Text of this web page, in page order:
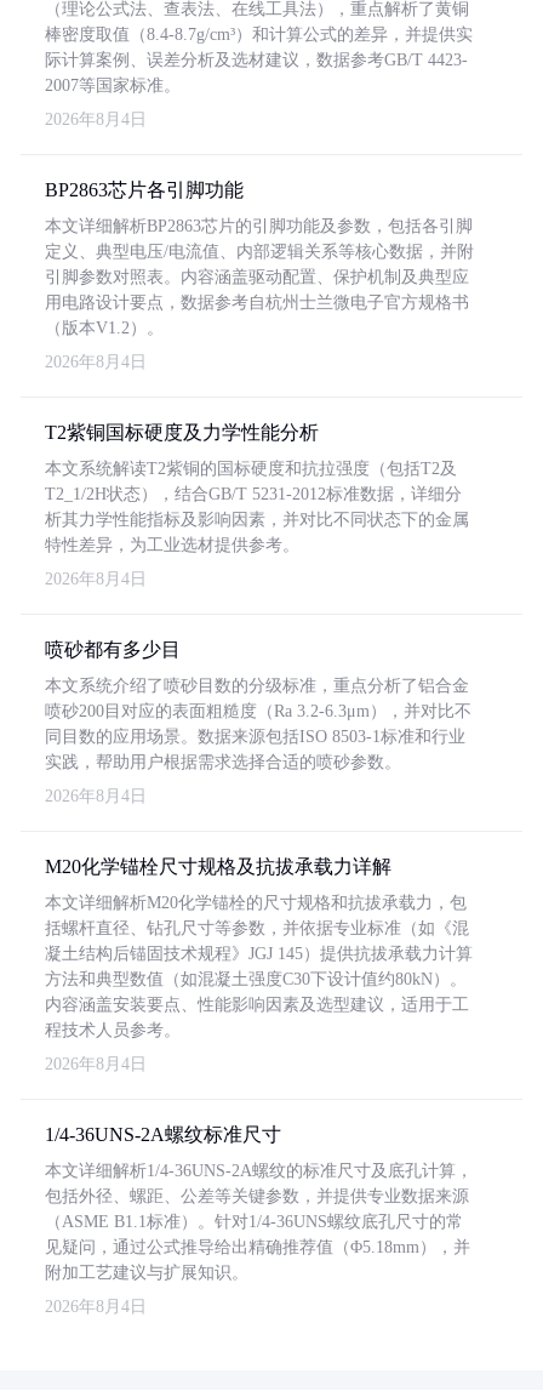
（理论公式法、查表法、在线工具法），重点解析了黄铜
棒密度取值（8.4-8.7g/cm³）和计算公式的差异，并提供实
际计算案例、误差分析及选材建议，数据参考GB/T 4423-
2007等国家标准。
2026年8月4日
BP2863芯片各引脚功能
本文详细解析BP2863芯片的引脚功能及参数，包括各引脚
定义、典型电压/电流值、内部逻辑关系等核心数据，并附
引脚参数对照表。内容涵盖驱动配置、保护机制及典型应
用电路设计要点，数据参考自杭州士兰微电子官方规格书
（版本V1.2）。
2026年8月4日
T2紫铜国标硬度及力学性能分析
本文系统解读T2紫铜的国标硬度和抗拉强度（包括T2及
T2_1/2H状态），结合GB/T 5231-2012标准数据，详细分
析其力学性能指标及影响因素，并对比不同状态下的金属
特性差异，为工业选材提供参考。
2026年8月4日
喷砂都有多少目
本文系统介绍了喷砂目数的分级标准，重点分析了铝合金
喷砂200目对应的表面粗糙度（Ra 3.2-6.3μm），并对比不
同目数的应用场景。数据来源包括ISO 8503-1标准和行业
实践，帮助用户根据需求选择合适的喷砂参数。
2026年8月4日
M20化学锚栓尺寸规格及抗拔承载力详解
本文详细解析M20化学锚栓的尺寸规格和抗拔承载力，包
括螺杆直径、钻孔尺寸等参数，并依据专业标准（如《混
凝土结构后锚固技术规程》JGJ 145）提供抗拔承载力计算
方法和典型数值（如混凝土强度C30下设计值约80kN）。
内容涵盖安装要点、性能影响因素及选型建议，适用于工
程技术人员参考。
2026年8月4日
1/4-36UNS-2A螺纹标准尺寸
本文详细解析1/4-36UNS-2A螺纹的标准尺寸及底孔计算，
包括外径、螺距、公差等关键参数，并提供专业数据来源
（ASME B1.1标准）。针对1/4-36UNS螺纹底孔尺寸的常
见疑问，通过公式推导给出精确推荐值（Φ5.18mm），并
附加工艺建议与扩展知识。
2026年8月4日